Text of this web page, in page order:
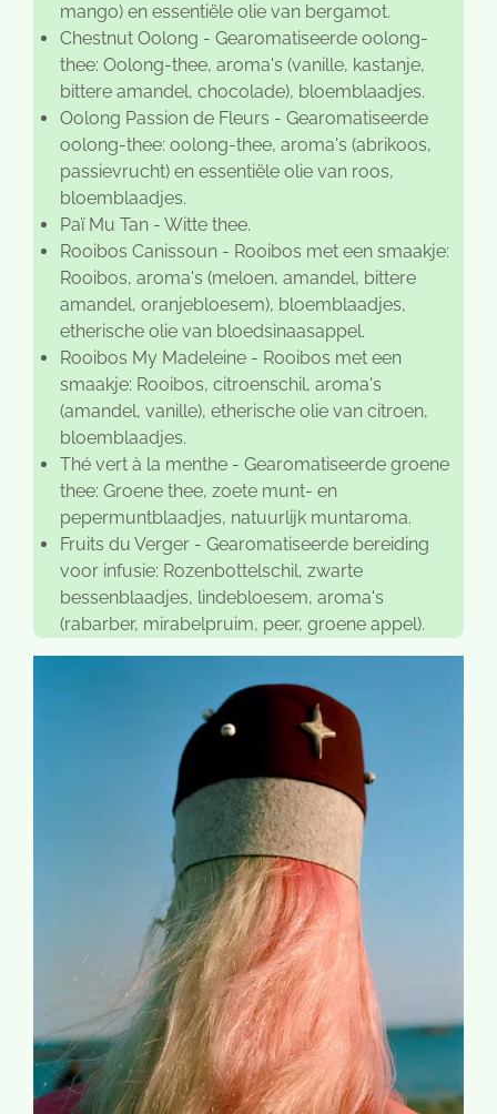
mango) en essentiële olie van bergamot.
Chestnut Oolong - Gearomatiseerde oolong-
thee: Oolong-thee, aroma's (vanille, kastanje,
bittere amandel, chocolade), bloemblaadjes.
Oolong Passion de Fleurs - Gearomatiseerde
oolong-thee: oolong-thee, aroma's (abrikoos,
passievrucht) en essentiële olie van roos,
bloemblaadjes.
Paï Mu Tan - Witte thee.
Rooibos Canissoun - Rooibos met een smaakje:
Rooibos, aroma's (meloen, amandel, bittere
amandel, oranjebloesem), bloemblaadjes,
etherische olie van bloedsinaasappel.
Rooibos My Madeleine - Rooibos met een
smaakje: Rooibos, citroenschil, aroma's
(amandel, vanille), etherische olie van citroen,
bloemblaadjes.
Thé vert à la menthe - Gearomatiseerde groene
thee: Groene thee, zoete munt- en
pepermuntblaadjes, natuurlijk muntaroma.
Fruits du Verger - Gearomatiseerde bereiding
voor infusie: Rozenbottelschil, zwarte
bessenblaadjes, lindebloesem, aroma's
(rabarber, mirabelpruim, peer, groene appel).